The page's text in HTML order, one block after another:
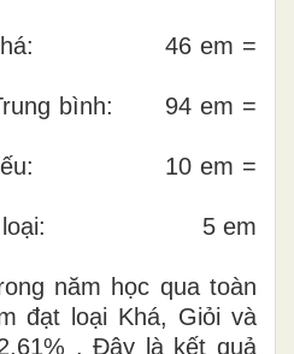
46 em =
bình: 94 em =
10 em =
loại: 5 em
năm học qua toàn
đạt loại Khá, Giỏi và
. Đây là kết quả